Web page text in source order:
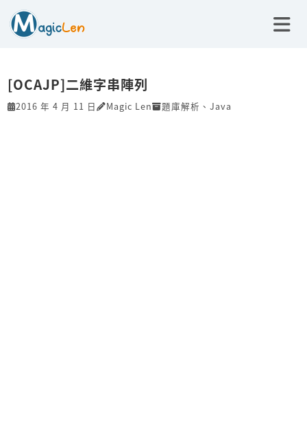
[OCAJP]二維字串陣列
2016 年 4 月 11 日 Magic Len 題庫解析 、 Java